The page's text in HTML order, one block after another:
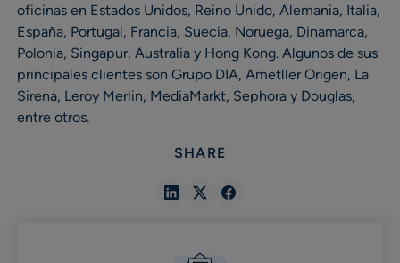
oficinas en Estados Unidos, Reino Unido, Alemania, Italia,
España, Portugal, Francia, Suecia, Noruega, Dinamarca,
Polonia, Singapur, Australia y Hong Kong. Algunos de sus
principales clientes son Grupo DIA, Ametller Origen, La
Sirena, Leroy Merlin, MediaMarkt, Sephora y Douglas,
entre otros.
SHARE
ShareShareShare